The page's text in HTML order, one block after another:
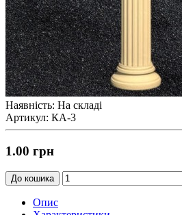
Наявність: На складі
Артикул: КА-3
1.00 грн
До кошика
Опис